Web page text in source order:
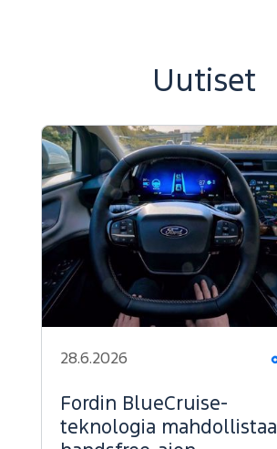
Uutiset
28.6.2026
Fordin BlueCruise-
teknologia mahdollistaa